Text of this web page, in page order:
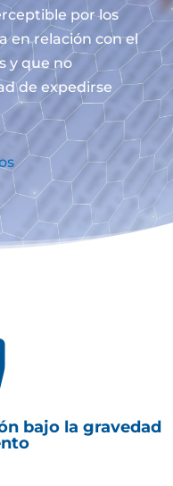
por los
en relación con el
y que no
de expedirse
bajo la gravedad